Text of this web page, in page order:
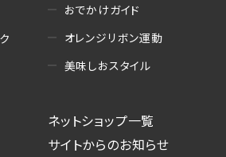
おでかけガイド
オレンジリボン運動
美味しおスタイル
ネットショップ一覧
サイトからのお知らせ